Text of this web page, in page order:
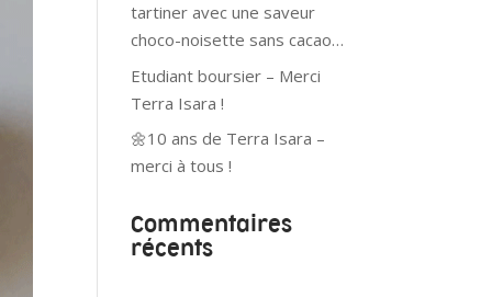
tartiner avec une saveur
choco-noisette sans cacao…
Etudiant boursier – Merci
Terra Isara !
🌼10 ans de Terra Isara –
merci à tous !
Commentaires
récents